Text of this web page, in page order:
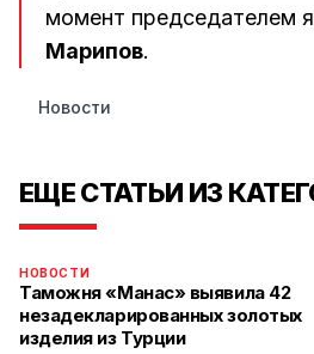
момент председателем
Марипов.
Новости
ЕЩЕ СТАТЬИ ИЗ
НОВОСТИ
Таможня «Манас» выявила 42
незадекларированных золотых
изделия из Турции